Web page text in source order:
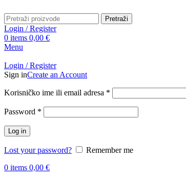
Pretraži
Login / Register
0 items 0,00 €
Menu
Login / Register
Sign inCreate an Account
Korisničko ime ili email adresa *
Password *
Log in
Lost your password?
Remember me
0 items 0,00 €